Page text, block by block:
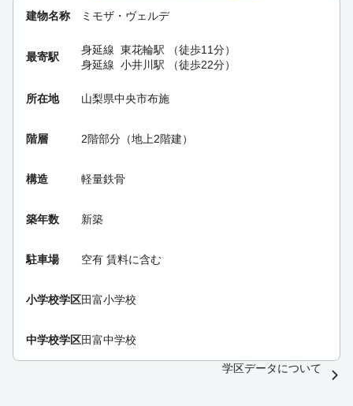
建物名称 ミモザ・ヴェルデ
最寄駅
身延線 東花輪駅 （徒歩11分）
身延線 小井川駅 （徒歩22分）
所在地 山梨県中央市布施
階層 2階部分（地上2階建）
構造 軽量鉄骨
築年数 新築
駐車場 空有 賃料に含む
小学校学区田富小学校
中学校学区田富中学校
学区データについて